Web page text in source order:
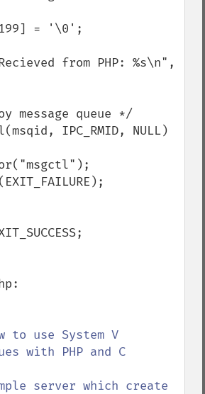
to use System V
with PHP and C
server which create